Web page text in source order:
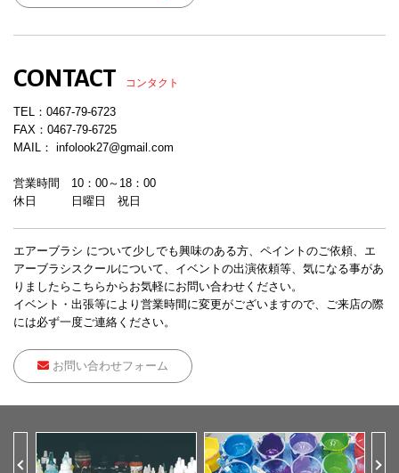
CONTACT コンタクト
TEL： 0467-79-6723
FAX：0467-79-6725
MAIL： infolook27@gmail.com
営業時間 10：00～18：00
休日 日曜日 祝日
エアーブラシ について少しでも興味のある方、ペイントのご依頼、エ
アーブラシスクールについて、イベントの出演依頼等、気になる事があ
りましたらこちらからお気軽にお問い合わせください。
イベント・出張等により営業時間に変更がございますので、ご来店の際
には必ず一度ご連絡ください。
お問い合わせフォーム
Previous